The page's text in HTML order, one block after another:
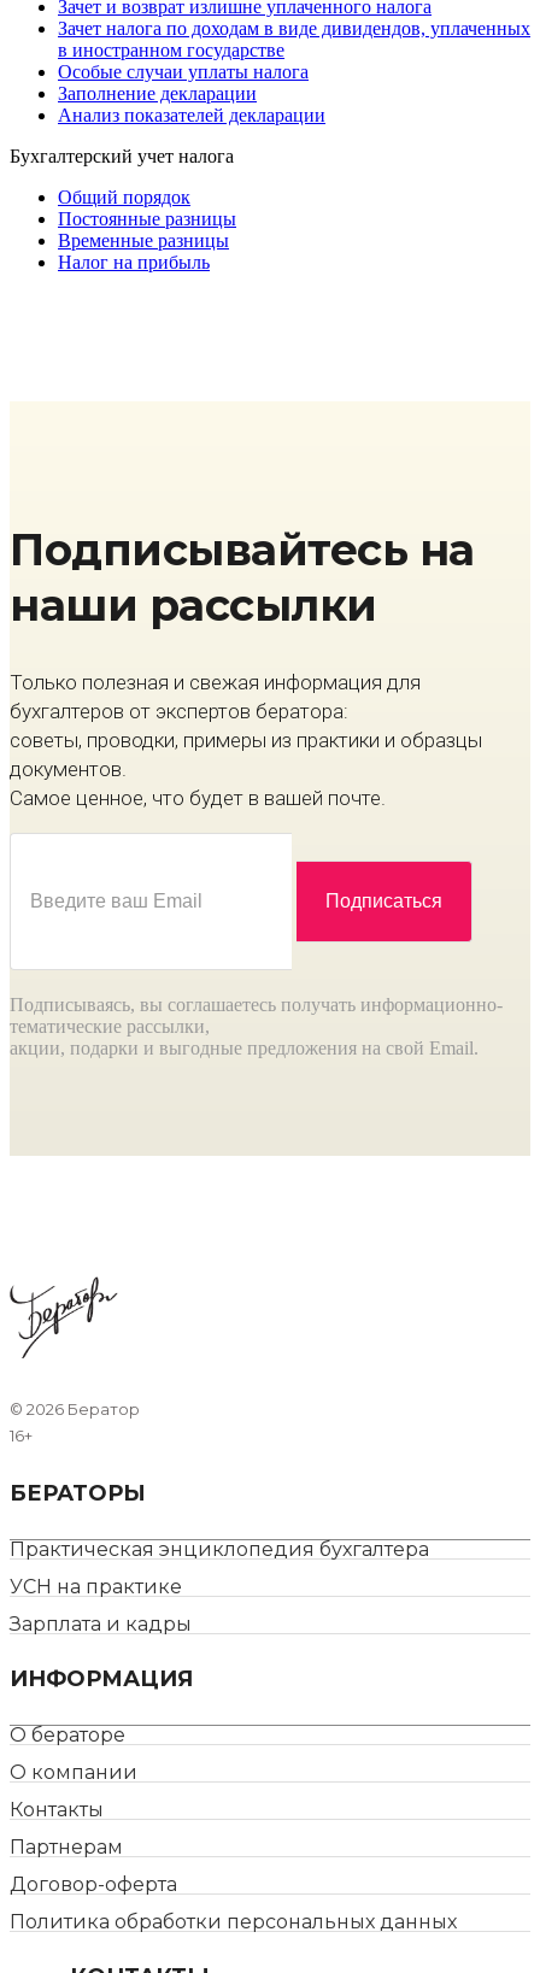
Зачет и возврат излишне уплаченного налога
Зачет налога по доходам в виде дивидендов, уплаченных
в иностранном государстве
Особые случаи уплаты налога
Заполнение декларации
Анализ показателей декларации
Бухгалтерский учет налога
Общий порядок
Постоянные разницы
Временные разницы
Налог на прибыль
Подписывайтесь на
наши рассылки
Только полезная и свежая информация для
бухгалтеров от экспертов бератора:
советы, проводки, примеры из практики и образцы
документов.
Самое ценное, что будет в вашей почте.
Подписываясь, вы соглашаетесь получать информационно-
тематические рассылки,
акции, подарки и выгодные предложения на свой Email.
© 2026 Бератор
16+
БЕРАТОРЫ
Практическая энциклопедия бухгалтера
УСН на практике
Зарплата и кадры
ИНФОРМАЦИЯ
О бераторе
О компании
Контакты
Партнерам
Договор-оферта
Политика обработки персональных данных